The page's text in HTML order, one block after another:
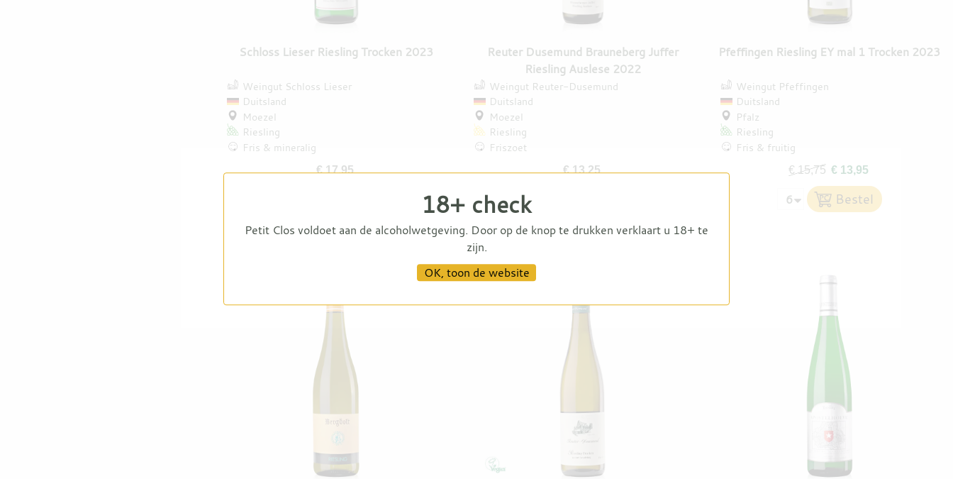
Schloss Lieser Riesling Trocken 2023
Weingut Schloss Lieser
Duitsland
Moezel
Riesling
Fris & mineralig
€ 17,95
Reuter Dusemund Brauneberg Juffer
Riesling Auslese 2022
Weingut Reuter-Dusemund
Duitsland
Moezel
Riesling
Friszoet
€ 13,25
Pfeffingen Riesling EY mal 1 Trocken 2023
Weingut Pfeffingen
Duitsland
Pfalz
Riesling
Fris & fruitig
€ 15,75 € 13,95
18+ check
Petit Clos voldoet aan de alcoholwetgeving. Door op de knop te drukken verklaart u 18+ te
zijn.
OK, toon de website